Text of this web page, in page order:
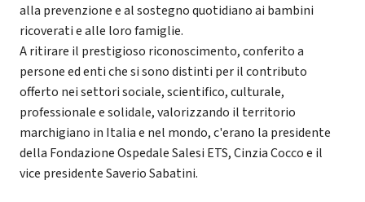
alla prevenzione e al sostegno quotidiano ai bambini
ricoverati e alle loro famiglie.
A ritirare il prestigioso riconoscimento, conferito a
persone ed enti che si sono distinti per il contributo
offerto nei settori sociale, scientifico, culturale,
professionale e solidale, valorizzando il territorio
marchigiano in Italia e nel mondo, c'erano la presidente
della Fondazione Ospedale Salesi ETS, Cinzia Cocco e il
vice presidente Saverio Sabatini.